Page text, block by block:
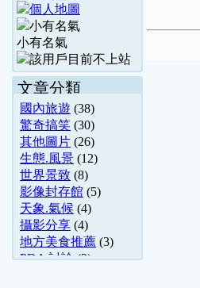
小有名氣
文章分類
國內旅遊 (38)
驚奇搞笑 (30)
其他圖片 (26)
生態.風景 (12)
世界景致 (8)
影像封存館 (5)
天象.氣候 (4)
攝影分享 (4)
地方美食推薦 (3)
PDA 討論(2)